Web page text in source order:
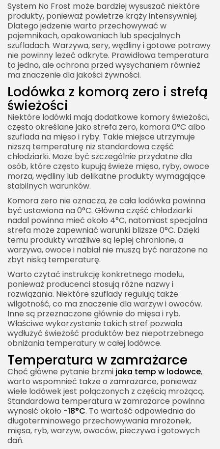
System No Frost może bardziej wysuszać niektóre
produkty, ponieważ powietrze krąży intensywniej.
Dlatego jedzenie warto przechowywać w
pojemnikach, opakowaniach lub specjalnych
szufladach. Warzywa, sery, wędliny i gotowe potrawy
nie powinny leżeć odkryte. Prawidłowa temperatura
to jedno, ale ochrona przed wysychaniem również
ma znaczenie dla jakości żywności.
Lodówka z komorą zero i strefą
świeżości
Niektóre lodówki mają dodatkowe komory świeżości,
często określane jako strefa zero, komora 0°C albo
szuflada na mięso i ryby. Takie miejsce utrzymuje
niższą temperaturę niż standardowa część
chłodziarki. Może być szczególnie przydatne dla
osób, które często kupują świeże mięso, ryby, owoce
morza, wędliny lub delikatne produkty wymagające
stabilnych warunków.
Komora zero nie oznacza, że cała lodówka powinna
być ustawiona na 0°C. Główna część chłodziarki
nadal powinna mieć około 4°C, natomiast specjalna
strefa może zapewniać warunki bliższe 0°C. Dzięki
temu produkty wrażliwe są lepiej chronione, a
warzywa, owoce i nabiał nie muszą być narażone na
zbyt niską temperaturę.
Warto czytać instrukcję konkretnego modelu,
ponieważ producenci stosują różne nazwy i
rozwiązania. Niektóre szuflady regulują także
wilgotność, co ma znaczenie dla warzyw i owoców.
Inne są przeznaczone głównie do mięsa i ryb.
Właściwe wykorzystanie takich stref pozwala
wydłużyć świeżość produktów bez niepotrzebnego
obniżania temperatury w całej lodówce.
Temperatura w zamrażarce
Choć główne pytanie brzmi jaka temp w lodowce,
warto wspomnieć także o zamrażarce, ponieważ
wiele lodówek jest połączonych z częścią mrożącą.
Standardowa temperatura w zamrażarce powinna
wynosić około -18°C. To wartość odpowiednia do
długoterminowego przechowywania mrożonek,
mięsa, ryb, warzyw, owoców, pieczywa i gotowych
dań.